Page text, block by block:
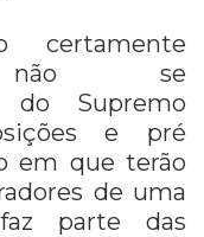
certamente
não se
do Supremo
e pré
em que terão
de uma
parte das